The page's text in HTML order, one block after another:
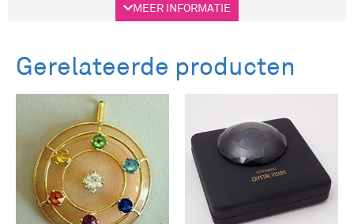
Beschrijving
specifieke zones op de huid in te stralen en is bij
uitstek geschikt voor mensen die zichzelf of hun
gezinsleden willen behandelen. Op de lichtpen
worden opzetlenzen geplaatst in de zeven
spectrale kleuren. Wordt geleverd in een doos
inclusief reservelampje. In de cursus Licht op de
Voet en diverse workshops Kleur/Lichtpunctuur,
MEER INFORMATIE
Gerelateerde producten